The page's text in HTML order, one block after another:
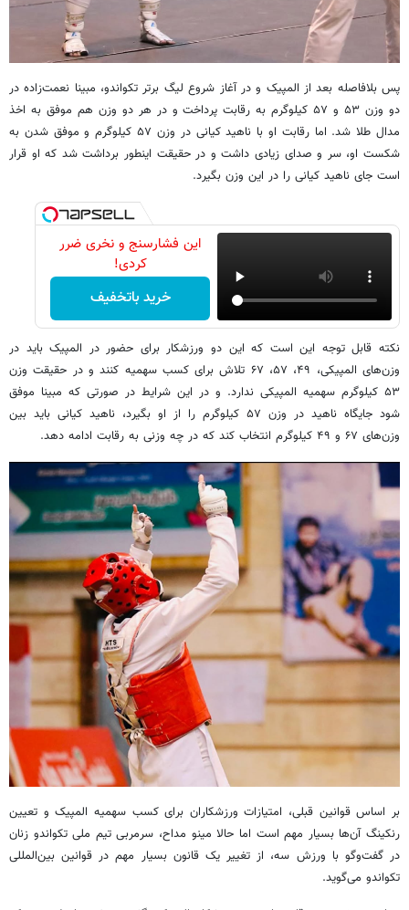
پس بلافاصله بعد از المپیک و در آغاز شروع لیگ برتر تکواندو، مبینا نعمت‌زاده در
دو وزن ۵۳ و ۵۷ کیلوگرم به رقابت پرداخت و در هر دو وزن هم موفق به اخذ
مدال طلا شد. اما رقابت او با ناهید کیانی در وزن ۵۷ کیلوگرم و موفق شدن به
شکست او، سر و صدای زیادی داشت و در حقیقت اینطور برداشت شد که او قرار
است جای ناهید کیانی را در این وزن بگیرد.
این فشارسنج و نخری ضرر
کردی!
خرید باتخفیف
نکته قابل توجه این است که این دو ورزشکار برای حضور در المپیک باید در
وزن‌های المپیکی، ۴۹، ۵۷، ۶۷ تلاش برای کسب سهمیه کنند و در حقیقت وزن
۵۳ کیلوگرم سهمیه المپیکی ندارد. و در این شرایط در صورتی که مبینا موفق
شود جایگاه ناهید در وزن ۵۷ کیلوگرم را از او بگیرد، ناهید کیانی باید بین
وزن‌های ۶۷ و ۴۹ کیلوگرم انتخاب کند که در چه وزنی به رقابت ادامه دهد.
بر اساس قوانین قبلی، امتیازات ورزشکاران برای کسب سهمیه المپیک و تعیین
رنکینگ آن‌ها بسیار مهم است اما حالا مینو مداح، سرمربی تیم ملی تکواندو زنان
در گفت‌وگو با ورزش سه، از تغییر یک قانون بسیار مهم در قوانین بین‌المللی
تکواندو می‌گوید.